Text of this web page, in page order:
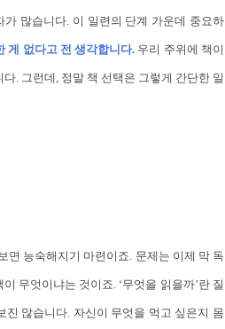
많습니다. 이 일련의 단계 가운데 중요하
게 없다고 전 생각합니다. 우리 주위에 책이
. 그런데, 정말 책 선택은 그렇게 간단한 일
면 능숙해지기 마련이죠. 문제는 이제 막 독
무엇이냐는 것이죠. ‘무엇을 읽을까’란 질
않습니다. 자신이 무엇을 먹고 싶은지 몸